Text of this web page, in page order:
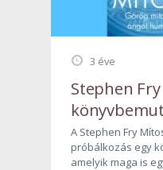
3 éve
Stephen
A Stephen Fry
próbálkozás egy
amelyik maga is